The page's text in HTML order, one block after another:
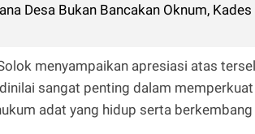
Desa Bukan Bancakan Oknum,
menyampaikan apresiasi atas
sangat penting dalam
adat yang hidup serta